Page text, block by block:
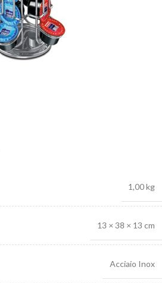
1,00 kg
13 × 38 × 13 cm
Acciaio Inox